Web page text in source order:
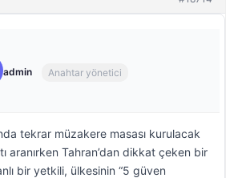
admin Anahtar yönetici
tekrar müzakere masası kurulacak
aranırken Tahran’dan dikkat çeken bir
bir yetkili, ülkesinin “5 güven